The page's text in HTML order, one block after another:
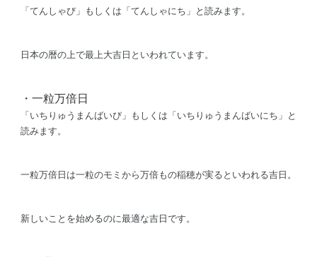
「てんしゃび」もしくは「てんしゃにち」と読みます。
日本の暦の上で最上大吉日といわれています。
・ 一粒万倍日
「いちりゅうまんばいび」もしくは「いちりゅうまんばいにち」と
読みます。
一粒万倍日は一粒のモミから万倍もの稲穂が実るといわれる吉日。
新しいことを始めるのに最適な吉日です。